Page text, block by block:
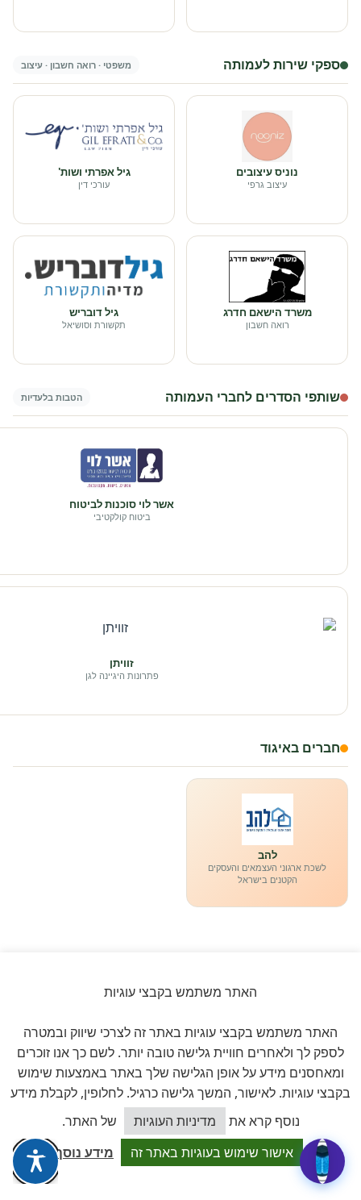
ספקי שירות לעמותה משפטי · רואה חשבון · עיצוב
נוניס עיצובים
עיצוב גרפי
גיל אפרתי ושות'
עורכי דין
משרד הישאם חדרג
רואה חשבון
גיל דובריש
תקשורת וסושיאל
שותפי הסדרים לחברי העמותה הטבות בלעדיות
אשר לוי סוכנות לביטוח
ביטוח קולקטיבי
זוויתן
פתרונות היגיינה לגן
חברים באיגוד
להב
לשכת ארגוני העצמאים והעסקים
הקטנים בישראל
דירוג 5 ★ מתוך 5
★★★★★על בסיס11 ביקורות מאומתות
לכל הביקורות ב-Google
D
האתר משתמש בקבצי עוגיות
האתר משתמש בקבצי עוגיות באתר זה לצרכי שיווק ובמטרה
לספק לך ולאחרים חוויית גלישה טובה יותר. לשם כך אנו זוכרים
ומאחסנים מידע על אופן הגלישה שלך באתר באמצעות שימוש
בקבצי עוגיות. לאישור, המשך גלישה כרגיל. לחלופין, לקבלת מידע
נוסף קרא את
מדיניות העוגיות
של האתר.
אישור שימוש בעוגיות באתר זה
מידע נוסף